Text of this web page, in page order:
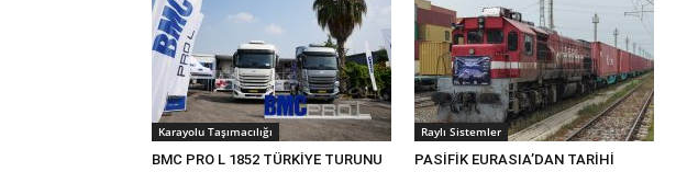
Karayolu Taşımacılığı
BMC PRO L 1852 TÜRKİYE TURUNU
Raylı Sistemler
PASİFİK EURASIA’DAN TARİHİ